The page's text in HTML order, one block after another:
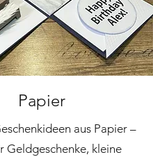
Papier
aus Papier –
Geldgeschenke, kleine